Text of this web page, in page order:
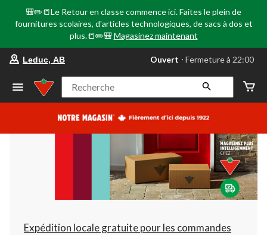
🎒✏️📒Le Retour en classe commence ici. Faites le plein de
fournitures scolaires, d'articles technologiques, de sacs à dos et
plus.📒✏️🎒 Magasinez maintenant
votre
préféré
Leduc,
AB,
courament
Fermeture
à
22:00
cliquer
pour
changer
Leduc, AB Ouvert ⋅ Fermeture à 22:00
Recherche
Expédition locale gratuite pour les commandes